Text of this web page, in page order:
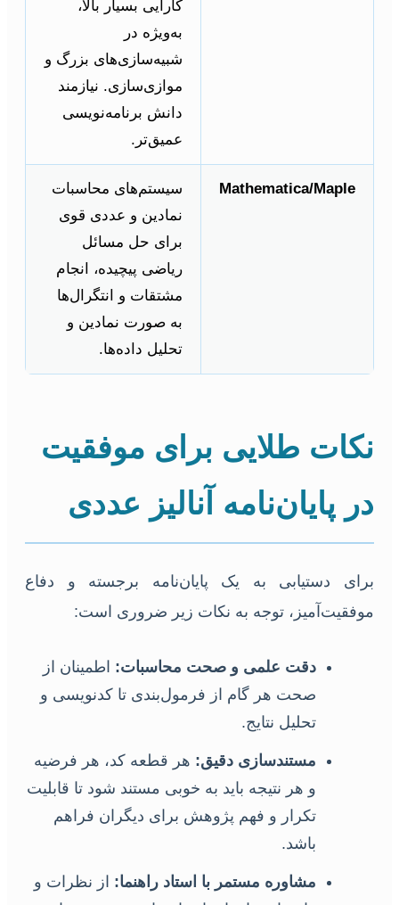
کارایی بسیار بالا،
به‌ویژه در
شبیه‌سازی‌های بزرگ و
موازی‌سازی. نیازمند
دانش برنامه‌نویسی
عمیق‌تر.
Mathematica/Maple
سیستم‌های محاسبات
نمادین و عددی قوی
برای حل مسائل
ریاضی پیچیده، انجام
مشتقات و انتگرال‌ها
به صورت نمادین و
تحلیل داده‌ها.
نکات طلایی برای موفقیت
در پایان‌نامه آنالیز عددی
برای دستیابی به یک پایان‌نامه برجسته و دفاع
موفقیت‌آمیز، توجه به نکات زیر ضروری است:
دقت علمی و صحت محاسبات: اطمینان از
صحت هر گام از فرمول‌بندی تا کدنویسی و
تحلیل نتایج.
مستندسازی دقیق: هر قطعه کد، هر فرضیه
و هر نتیجه باید به خوبی مستند شود تا قابلیت
تکرار و فهم پژوهش برای دیگران فراهم
باشد.
مشاوره مستمر با استاد راهنما: از نظرات و